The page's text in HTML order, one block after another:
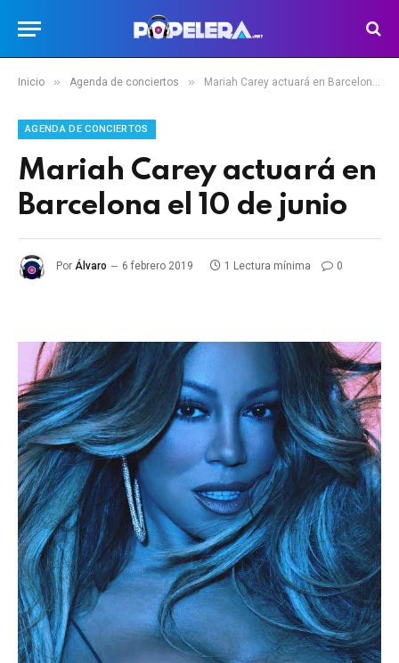
Inicio » Agenda de conciertos » Mariah Carey actuará en Barcelona el 10 de junio
AGENDA DE CONCIERTOS
Mariah Carey actuará en
Barcelona el 10 de junio
Por Álvaro 6 febrero 2019 1 Lectura mínima 0